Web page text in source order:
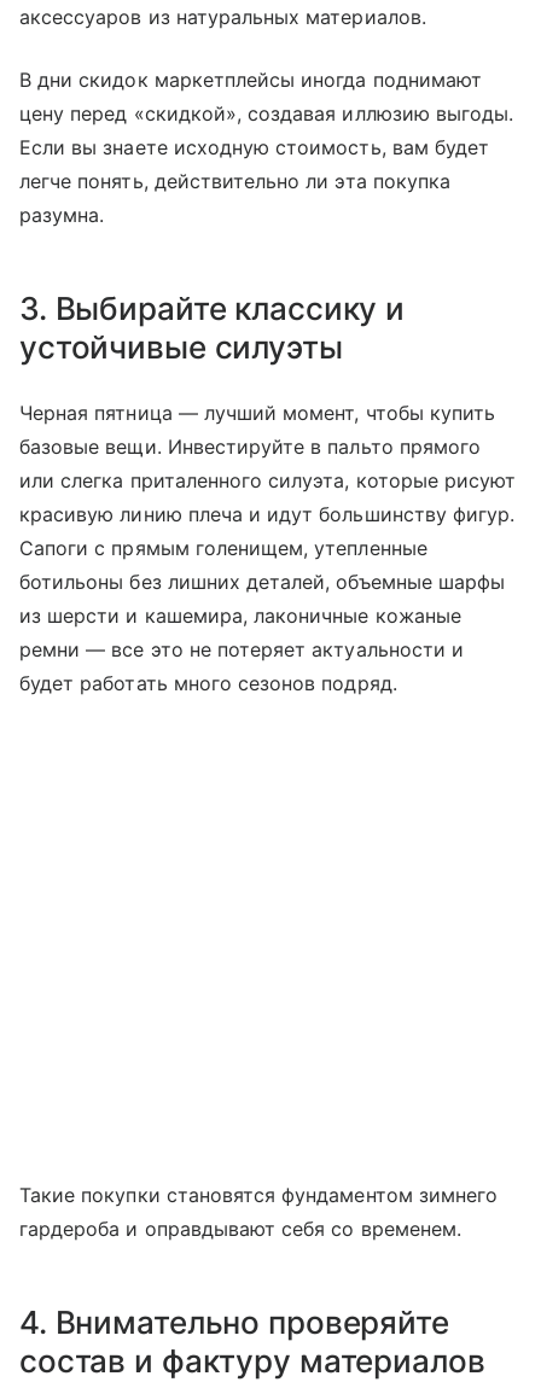
аксессуаров из натуральных материалов.
В дни скидок маркетплейсы иногда поднимают
цену перед «скидкой», создавая иллюзию выгоды.
Если вы знаете исходную стоимость, вам будет
легче понять, действительно ли эта покупка
разумна.
3. Выбирайте классику и
устойчивые силуэты
Черная пятница — лучший момент, чтобы купить
базовые вещи. Инвестируйте в пальто прямого
или слегка приталенного силуэта, которые рисуют
красивую линию плеча и идут большинству фигур.
Сапоги с прямым голенищем, утепленные
ботильоны без лишних деталей, объемные шарфы
из шерсти и кашемира, лаконичные кожаные
ремни — все это не потеряет актуальности и
будет работать много сезонов подряд.
Такие покупки становятся фундаментом зимнего
гардероба и оправдывают себя со временем.
4. Внимательно проверяйте
состав и фактуру материалов